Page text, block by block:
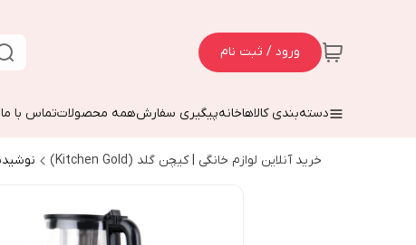
ورود / ثبت نام
دسته‌بندی کالاهاخانهپیگیری سفارشهمه محصولاتتماس با ما
خرید آنلاین لوازم خانگی | کیچن گلد (Kitchen Gold)